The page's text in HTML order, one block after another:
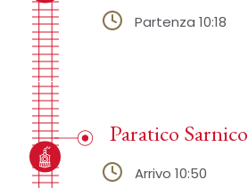
Partenza 10:18
Paratico Sarnico
Arrivo 10:50